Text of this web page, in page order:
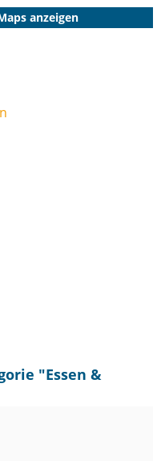
anzeigen
"Essen &